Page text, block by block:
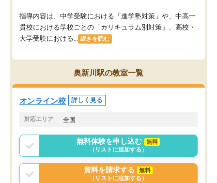
指導内容は、中学受験における「進学塾対策」や、中高一
貫校における学校ごとの「カリキュラム別対策」、高校・
大学受験における...
続きを読む
奥新川駅の教室一覧
オンライン校 詳しく見る
対応エリア 全国
無料体験を申し込む
無料
（リストに追加する）
資料を請求する
無料
（リストに追加する）